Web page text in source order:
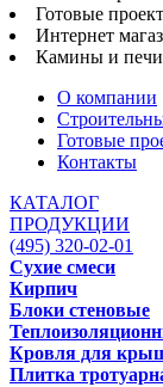
Готовые
Интернет
Камины и печи
О компании
Готовые
Контакты
КАТАЛОГ
ПРОДУКЦИИ
(495) 320-02-01
Сухие смеси
Кирпич
Блоки стеновые
Кровля для
Плитка